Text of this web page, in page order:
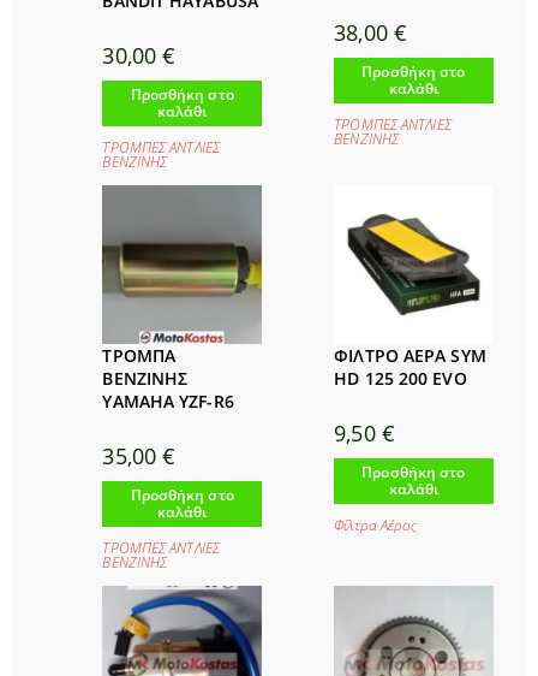
30,00€
Προσθήκη στο
καλάθι
ΤΡΟΜΠΕΣ ΑΝΤΛΙΕΣ
ΒΕΝΖΙΝΗΣ
38,00 €
Προσθήκη στο
καλάθι
ΤΡΟΜΠΕΣ ΑΝΤΛΙΕΣ
ΒΕΝΖΙΝΗΣ
ΤΡΟΜΠΑ
ΒΕΝΖΙΝΗΣ
YAMAHA YZF-R6
35,00€
Προσθήκη στο
καλάθι
ΤΡΟΜΠΕΣ ΑΝΤΛΙΕΣ
ΒΕΝΖΙΝΗΣ
ΦΙΛΤΡΟ ΑΕΡΑ SYM
HD 125 200 EVO
9,50 €
Προσθήκη στο
καλάθι
Φίλτρα Αέρος